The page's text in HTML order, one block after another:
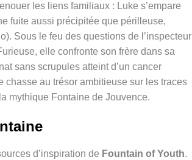
les liens familiaux : Luke s’empare
fuite aussi précipitée que périlleuse,
Sous le feu des questions de l’inspecteur
elle confronte son frère dans sa
sans scrupules atteint d’un cancer
chasse au trésor ambitieuse sur les traces
mythique Fontaine de Jouvence.
d’inspiration de Fountain of Youth.